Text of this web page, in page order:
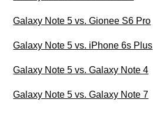
Galaxy Note 5 vs. Gionee S6 Pro
Galaxy Note 5 vs. iPhone 6s Plus
Galaxy Note 5 vs. Galaxy Note 4
Galaxy Note 5 vs. Galaxy Note 7